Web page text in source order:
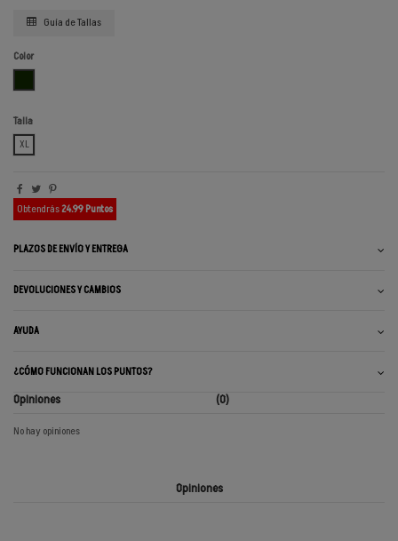
Guía de Tallas
Color
Talla
XL
Obtendrás24.99 Puntos
PLAZOS DE ENVÍO Y ENTREGA
DEVOLUCIONES Y CAMBIOS
AYUDA
¿CÓMO FUNCIONAN LOS PUNTOS?
Opiniones (0)
No hay opiniones
Opiniones